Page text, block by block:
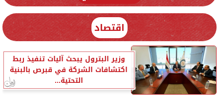
اقتصاد
وزير البترول يبحث آليات تنفيذ ربط
اكتشافات الشركة في قبرص بالبنية
التحتية...